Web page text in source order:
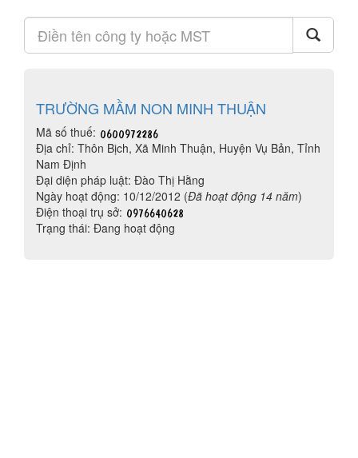
TRƯỜNG MẦM NON MINH THUẬN
Mã số thuế:
Địa chỉ: Thôn Bịch, Xã Minh Thuận, Huyện Vụ Bản, Tỉnh
Nam Định
Đại diện pháp luật: Đào Thị Hằng
Ngày hoạt động: 10/12/2012 (Đã hoạt động 14 năm)
Điện thoại trụ sở:
Trạng thái: Đang hoạt động